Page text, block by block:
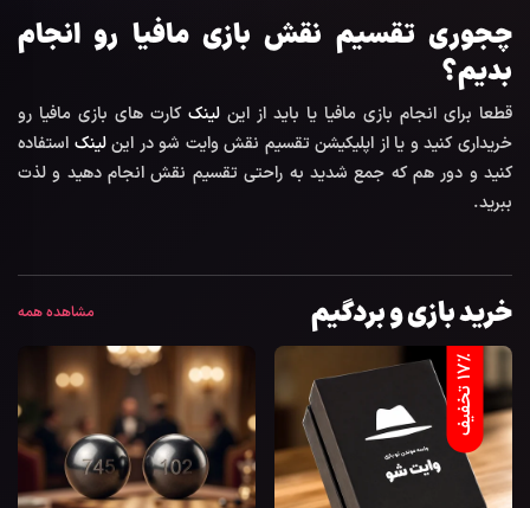
چجوری تقسیم نقش بازی مافیا رو انجام
بدیم؟
قطعا برای انجام بازی مافیا یا باید از این لینک کارت های بازی مافیا رو
خریداری کنید و یا از اپلیکیشن تقسیم نقش وایت شو در اینلینک استفاده
کنید و دور هم که جمع شدید به راحتی تقسیم نقش انجام دهید و لذت
ببرید.
خرید بازی و بردگیم مشاهده همه
1
7
%
ت
خ
ف
ی
ف